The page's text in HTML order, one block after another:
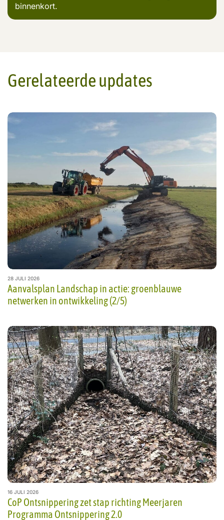
binnenkort.
Gerelateerde updates
28 JULI 2026
Aanvalsplan Landschap in actie: groenblauwe
netwerken in ontwikkeling (2/5)
16 JULI 2026
CoP Ontsnippering zet stap richting Meerjaren
Programma Ontsnippering 2.0